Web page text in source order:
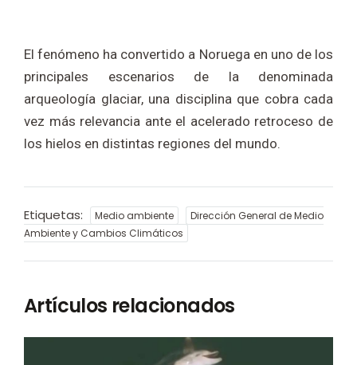
El fenómeno ha convertido a Noruega en uno de los
principales escenarios de la denominada
arqueología glaciar, una disciplina que cobra cada
vez más relevancia ante el acelerado retroceso de
los hielos en distintas regiones del mundo.
Etiquetas: Medio ambiente
Dirección General de Medio
Ambiente y Cambios Climáticos
Artículos relacionados